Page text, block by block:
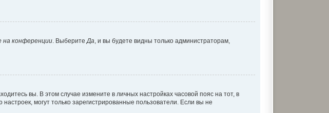
на конференции . ВыберитеДа , и вы будете видны только администраторам,
вы. В этом случае измените в личных настройках часовой пояс на тот, в
могут только зарегистрированные пользователи. Если вы не